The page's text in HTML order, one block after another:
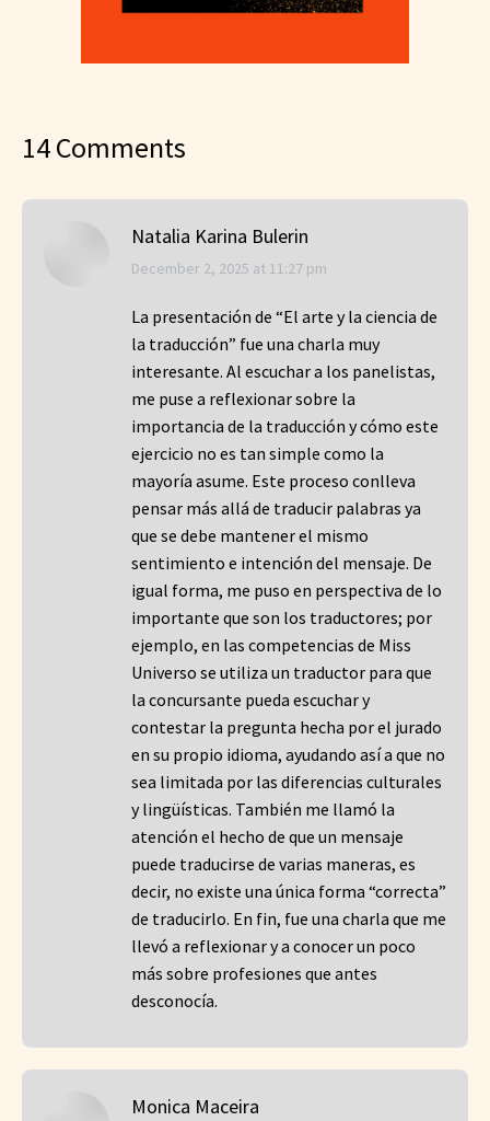
14 Comments
Natalia Karina Bulerin
says:
December 2, 2025 at 11:27 pm
La presentación de “El arte y la ciencia de
la traducción” fue una charla muy
interesante. Al escuchar a los panelistas,
me puse a reflexionar sobre la
importancia de la traducción y cómo este
ejercicio no es tan simple como la
mayoría asume. Este proceso conlleva
pensar más allá de traducir palabras ya
que se debe mantener el mismo
sentimiento e intención del mensaje. De
igual forma, me puso en perspectiva de lo
importante que son los traductores; por
ejemplo, en las competencias de Miss
Universo se utiliza un traductor para que
la concursante pueda escuchar y
contestar la pregunta hecha por el jurado
en su propio idioma, ayudando así a que no
sea limitada por las diferencias culturales
y lingüísticas. También me llamó la
atención el hecho de que un mensaje
puede traducirse de varias maneras, es
decir, no existe una única forma “correcta”
de traducirlo. En fin, fue una charla que me
llevó a reflexionar y a conocer un poco
más sobre profesiones que antes
desconocía.
Monica Maceira